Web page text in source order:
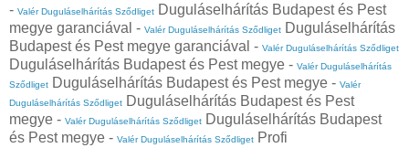
- Valér Duguláselhárítás Sződliget Duguláselhárítás Budapest és Pest
megye garanciával - Valér Duguláselhárítás Sződliget Duguláselhárítás
Budapest és Pest megye garanciával - Valér Duguláselhárítás Sződliget
Duguláselhárítás Budapest és Pest megye - Valér Duguláselhárítás
Sződliget Duguláselhárítás Budapest és Pest megye - Valér
Duguláselhárítás Sződliget Duguláselhárítás Budapest és Pest
megye - Valér Duguláselhárítás Sződliget Duguláselhárítás Budapest
és Pest megye - Valér Duguláselhárítás Sződliget Profi